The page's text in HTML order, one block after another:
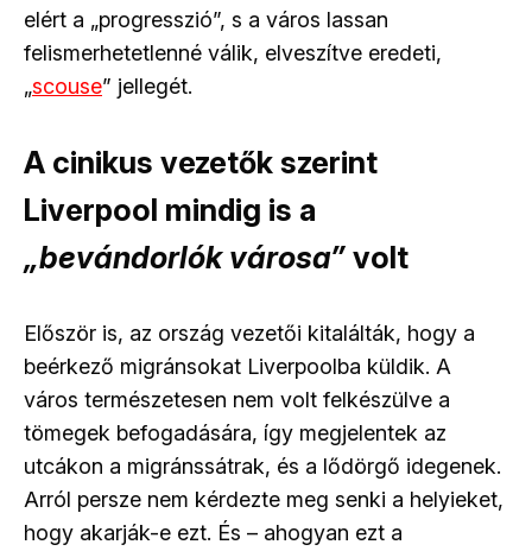
elért a „progresszió”, s a város lassan
felismerhetetlenné válik, elveszítve eredeti,
„scouse” jellegét.
A cinikus vezetők szerint
Liverpool mindig is a
„bevándorlók városa”volt
Először is, az ország vezetői kitalálták, hogy a
beérkező migránsokat Liverpoolba küldik. A
város természetesen nem volt felkészülve a
tömegek befogadására, így megjelentek az
utcákon a migránssátrak, és a lődörgő idegenek.
Arról persze nem kérdezte meg senki a helyieket,
hogy akarják-e ezt. És – ahogyan ezt a